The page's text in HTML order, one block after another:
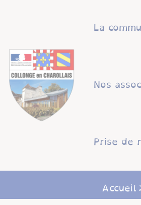
au
menu
au
contenu
principal
recherche
au
pied
de
page
La
Nos
Prise de
Accueil